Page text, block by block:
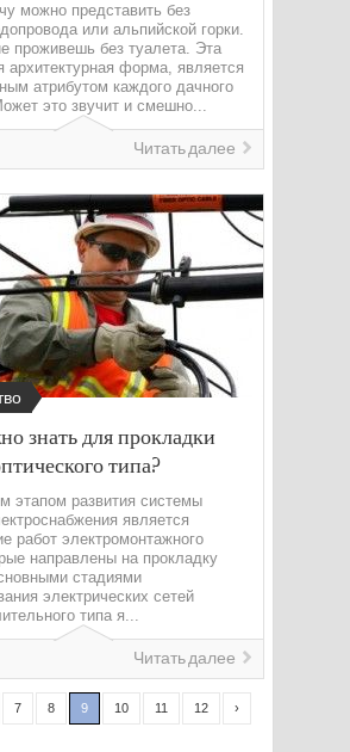
можно представить без
или альпийской горки.
проживешь без туалета. Эта
архитектурная форма, является
атрибутом каждого дачного
это звучит и смешно...
Читать далее
знать для прокладки
типа?
этапом развития системы
является
работ электромонтажного
направлены на прокладку
стадиями
электрических сетей
типа я...
Читать далее
7 8 9 10 11 12 ›